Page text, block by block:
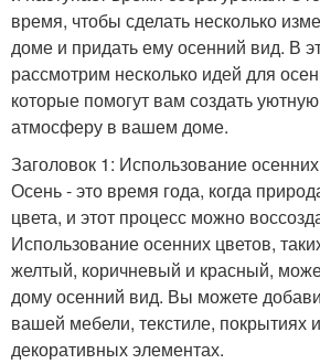
время, чтобы сделать несколько
доме и придать ему осенний вид. В
рассмотрим несколько идей для
которые помогут вам создать
атмосферу в вашем доме.
Заголовок 1: Использование
Осень - это время года, когда
цвета, и этот процесс можно
Использование осенних цветов,
желтый, коричневый и красный,
дому осенний вид. Вы можете
вашей мебели, текстиле, покрытиях
декоративных элементах.